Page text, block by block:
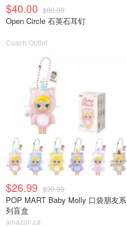
$40.00 $80.00
Open Circle 石英石耳钉
Coach Outlet
$26.99 $30.99
POP MART Baby Molly 口袋朋友系
列盲盒
amazon.ca